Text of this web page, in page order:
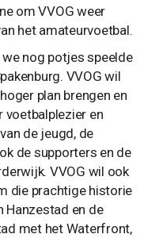
om VVOG weer
het amateurvoetbal.
nog potjes speelde
VVOG wil
plan brengen en
voetbalplezier en
de jeugd, de
de supporters en de
VVOG wil ook
die prachtige historie
Hanzestad en de
met het Waterfront,